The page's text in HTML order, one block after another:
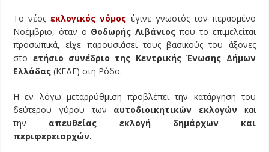
Το νέοςεκλογικός νόμος έγινε γνωστός τον περασμένο
Νοέμβριο, όταν ο Θοδωρής Λιβάνιοςπου το επιμελείται
προσωπικά, είχε παρουσιάσει τους βασικούς του άξονες
στο ετήσιο συνέδριο της Κεντρικής Ένωσης Δήμων
Ελλάδας (ΚΕΔΕ) στη Ρόδο.
Η εν λόγω μεταρρύθμιση προβλέπει την κατάργηση του
δεύτερου γύρου των αυτοδιοικητικών εκλογών και
την απευθείας εκλογή δημάρχων και
περιφερειαρχών.